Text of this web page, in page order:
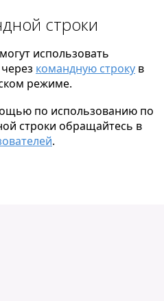
строки
использовать
командную строку в
режиме.
по использованию по
строки обращайтесь в
.